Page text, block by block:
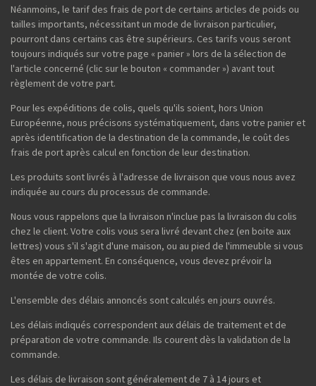
Néanmoins, le tarif des frais de port de certains articles de poids ou
tailles importants, nécessitant un mode de livraison particulier,
pourront dans certains cas être supérieurs. Ces tarifs vous seront
toujours indiqués sur votre page « panier » lors de la sélection de
l'article concerné (clic sur le bouton « commander ») avant tout
règlement de votre part.
Pour les expéditions de colis, quels qu'ils soient, hors Union
Européenne, nous précisons systématiquement, dans votre panier et
après identification de la destination de la commande, le coût des
frais de port après calcul en fonction de leur destination.
Les produits sont livrés à l'adresse de livraison que vous nous avez
indiquée au cours du processus de commande.
Nous vous rappelons que la livraison n'inclue pas la livraison du colis
chez le client. Votre colis vous sera livré devant chez (en boite aux
lettres) vous s'il s'agit d'une maison, ou au pied de l'immeuble si vous
êtes en appartement. En conséquence, vous devez prévoir la
montée de votre colis.
L'ensemble des délais annoncés sont calculés en jours ouvrés.
Les délais indiqués correspondent aux délais de traitement et de
préparation de votre commande. Ils courent dès la validation de la
commande.
Les délais de livraison sont généralement de 7 à 14 jours et